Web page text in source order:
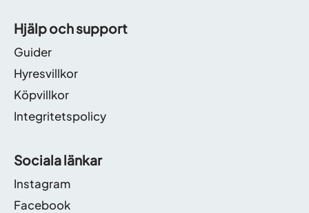
Hjälp och support
Guider
Hyresvillkor
Köpvillkor
Integritetspolicy
Sociala länkar
Instagram
Facebook